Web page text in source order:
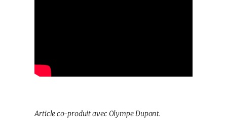
Article co-produit avec Olympe Dupont.